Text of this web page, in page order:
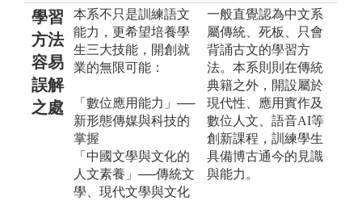
學習
方法
容易
誤解
之處
本系不只是訓練語文
能力，更希望培養學
生三大技能，開創就
業的無限可能：
「數位應用能力」──
新形態傳媒與科技的
掌握
「中國文學與文化的
人文素養」──傳統文
學、現代文學與文化
一般直覺認為中文系
屬傳統、死板、只會
背誦古文的學習方
法。本系則則在傳統
典籍之外，開設屬於
現代性、應用實作及
數位人文、語音AI等
創新課程，訓練學生
具備博古通今的見識
與能力。